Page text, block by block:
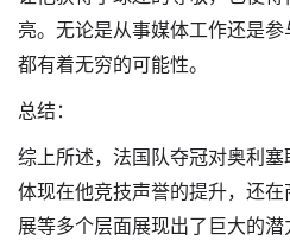
亮。无论是从事媒体工作还是
都有着无穷的可能性。
总结：
综上所述，法国队夺冠对奥利
体现在他竞技声誉的提升，还
展等多个层面展现出了巨大的